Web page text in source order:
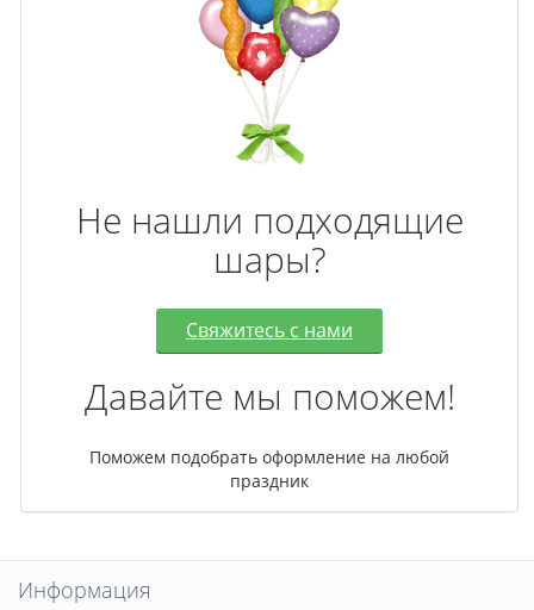
Не нашли подходящие
шары?
Свяжитесь с нами
Давайте мы поможем!
Поможем подобрать оформление на любой
праздник
Информация